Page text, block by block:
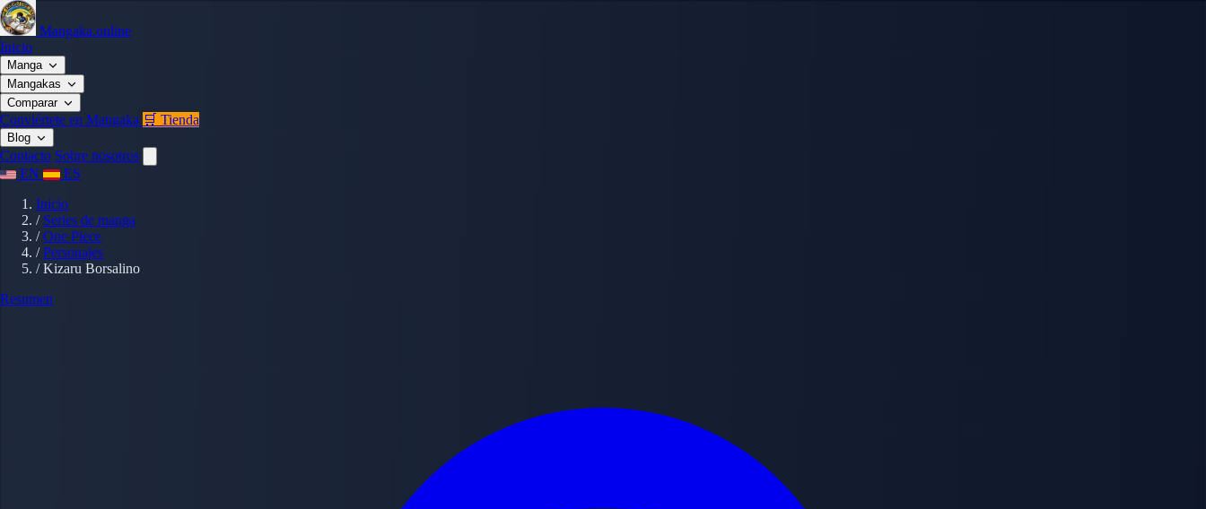
Mangaka.online
Inicio
Manga
Mangakas
Comparar
Conviértete en Mangaka 🛒 Tienda
Blog
Contacto Sobre nosotros
EN
ES
Inicio
/ Series de manga
/ One Piece
/ Personajes
/ Kizaru Borsalino
Resumen